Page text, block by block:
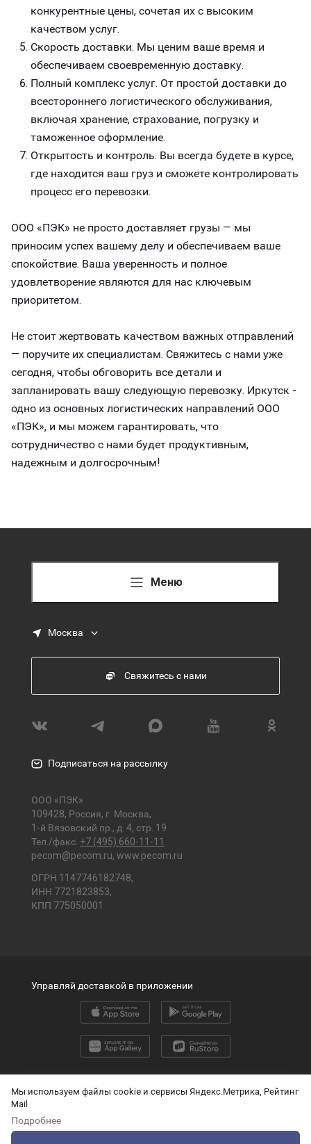
Мы используем файлы cookie и сервисы Яндекс.Метрика, Рейтинг
Mail
Подробнее
конкурентные цены, сочетая их с высоким
качеством услуг.
Скорость доставки. Мы ценим ваше время и
обеспечиваем своевременную доставку.
Полный комплекс услуг. От простой доставки до
всестороннего логистического обслуживания,
включая хранение, страхование, погрузку и
таможенное оформление.
Открытость и контроль. Вы всегда будете в курсе,
где находится ваш груз и сможете контролировать
процесс его перевозки.
ООО «ПЭК» не просто доставляет грузы — мы
приносим успех вашему делу и обеспечиваем ваше
спокойствие. Ваша уверенность и полное
удовлетворение являются для нас ключевым
приоритетом.
Не стоит жертвовать качеством важных отправлений
— поручите их специалистам. Свяжитесь с нами уже
сегодня, чтобы обговорить все детали и
запланировать вашу следующую перевозку. Иркутск -
одно из основных логистических направлений ООО
«ПЭК», и мы можем гарантировать, что
сотрудничество с нами будет продуктивным,
надежным и долгосрочным!
Меню
Москва
Свяжитесь с нами
Подписаться на рассылку
ООО «ПЭК»
109428, Россия, г. Москва,
1-й Вязовский пр., д. 4, стр. 19
Тел./факс: +7 (495) 660-11-11
pecom@pecom.ru, www.pecom.ru
ОГРН 1147746182748,
ИНН 7721823853,
КПП 775050001
2026 © ООО «ПЭК»
О защите персональных данных
Управляй доставкой в приложении